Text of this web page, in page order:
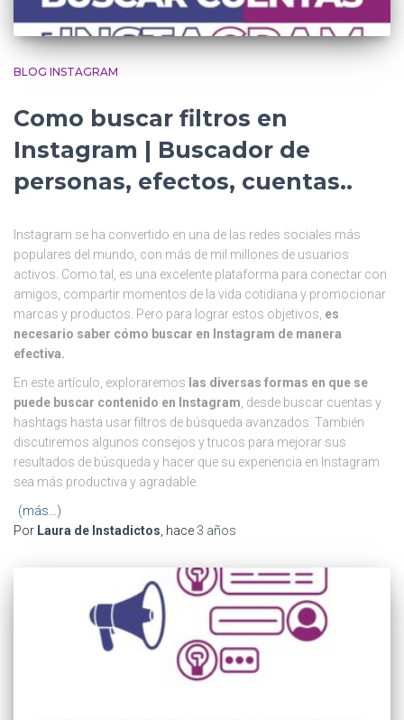
BLOG INSTAGRAM
Como buscar filtros en
Instagram | Buscador de
personas, efectos, cuentas..
Instagram se ha convertido en una de las redes sociales más
populares del mundo, con más de mil millones de usuarios
activos. Como tal, es una excelente plataforma para conectar con
amigos, compartir momentos de la vida cotidiana y promocionar
marcas y productos. Pero para lograr estos objetivos, es
necesario saber cómo buscar en Instagram de manera
efectiva.
En este artículo, exploraremos las diversas formas en que se
puede buscar contenido en Instagram , desde buscar cuentas y
hashtags hasta usar filtros de búsqueda avanzados. También
discutiremos algunos consejos y trucos para mejorar sus
resultados de búsqueda y hacer que su experiencia en Instagram
sea más productiva y agradable.
(más…)
Por Laura de Instadictos , hace 3 años